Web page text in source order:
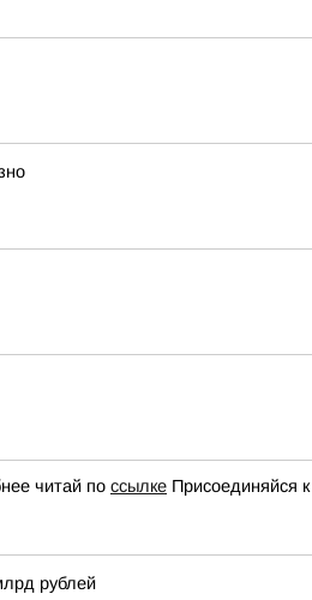
читай по ссылке Присоединяйся к
рублей